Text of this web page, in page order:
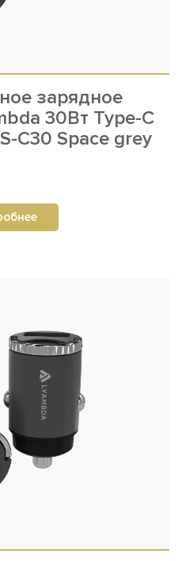
зарядное
30Вт Type-C
C30 Space grey